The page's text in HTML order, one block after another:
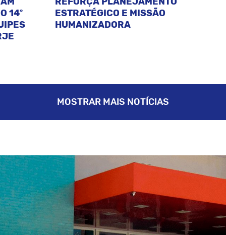
14º
ESTRATÉGICO E MISSÃO
HUMANIZADORA
MOSTRAR MAIS NOTÍCIAS